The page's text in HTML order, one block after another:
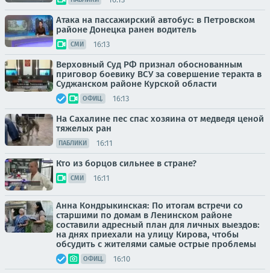
Атака на пассажирский автобус: в Петровском
районе Донецка ранен водитель
СМИ 16:13
Верховный Суд РФ признал обоснованным
приговор боевику ВСУ за совершение теракта в
Суджанском районе Курской области
ОФИЦ. 16:13
На Сахалине пес спас хозяина от медведя ценой
тяжелых ран
ПАБЛИКИ 16:11
Кто из борцов сильнее в стране?
СМИ 16:11
Анна Кондрыкинская: По итогам встречи со
старшими по домам в Ленинском районе
составили адресный план для личных выездов:
на днях приехали на улицу Кирова, чтобы
обсудить с жителями самые острые проблемы
ОФИЦ. 16:10